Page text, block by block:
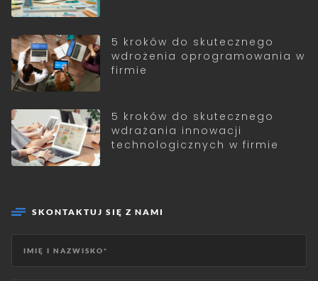
5 kroków do skutecznego
wdrożenia oprogramowania w
firmie
5 kroków do skutecznego
wdrażania innowacji
technologicznych w firmie
SKONTAKTUJ SIĘ Z NAMI